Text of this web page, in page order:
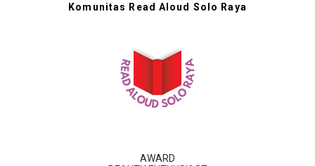
Komunitas Read Aloud Solo Raya
AWARD